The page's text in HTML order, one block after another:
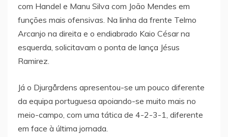
com Handel e Manu Silva com João Mendes em
funções mais ofensivas. Na linha da frente Telmo
Arcanjo na direita e o endiabrado Kaio César na
esquerda, solicitavam o ponta de lança Jésus
Ramirez.
Já o Djurgårdens apresentou-se um pouco diferente
da equipa portuguesa apoiando-se muito mais no
meio-campo, com uma tática de 4-2-3-1, diferente
em face à última jornada.